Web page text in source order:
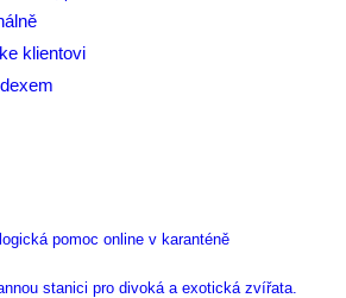
klientovi
stanici pro divoká a exotická zvířata.